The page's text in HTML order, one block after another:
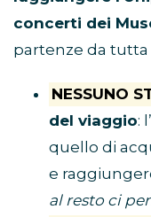
concerti dei
partenze da tutta
NESSUNO
del viaggio:
quello di
e
al resto ci